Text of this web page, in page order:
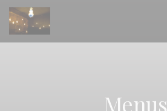
Personalizing your cookie choices
Menus